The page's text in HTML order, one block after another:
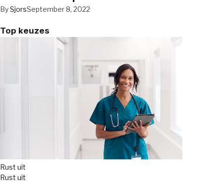
BySjorsSeptember 8, 2022
Top keuzes
Rust uit
Rust uit